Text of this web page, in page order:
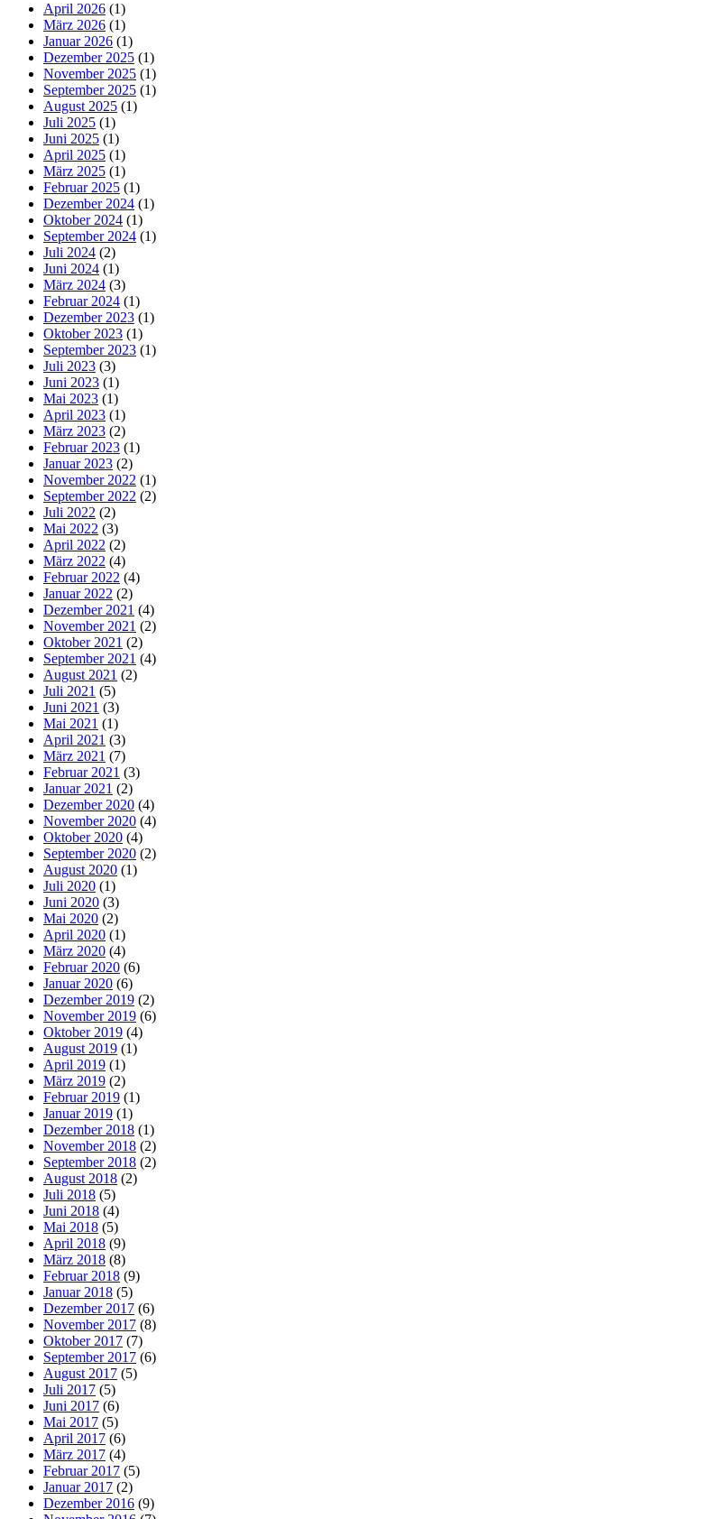
April 2026 (1)
März 2026 (1)
Januar 2026 (1)
Dezember 2025 (1)
November 2025 (1)
September 2025 (1)
August 2025 (1)
Juli 2025 (1)
Juni 2025 (1)
April 2025 (1)
März 2025 (1)
Februar 2025 (1)
Dezember 2024 (1)
Oktober 2024 (1)
September 2024 (1)
Juli 2024 (2)
Juni 2024 (1)
März 2024 (3)
Februar 2024 (1)
Dezember 2023 (1)
Oktober 2023 (1)
September 2023 (1)
Juli 2023 (3)
Juni 2023 (1)
Mai 2023 (1)
April 2023 (1)
März 2023 (2)
Februar 2023 (1)
Januar 2023 (2)
November 2022 (1)
September 2022 (2)
Juli 2022 (2)
Mai 2022 (3)
April 2022 (2)
März 2022 (4)
Februar 2022 (4)
Januar 2022 (2)
Dezember 2021 (4)
November 2021 (2)
Oktober 2021 (2)
September 2021 (4)
August 2021 (2)
Juli 2021 (5)
Juni 2021 (3)
Mai 2021 (1)
April 2021 (3)
März 2021 (7)
Februar 2021 (3)
Januar 2021 (2)
Dezember 2020 (4)
November 2020 (4)
Oktober 2020 (4)
September 2020 (2)
August 2020 (1)
Juli 2020 (1)
Juni 2020 (3)
Mai 2020 (2)
April 2020 (1)
März 2020 (4)
Februar 2020 (6)
Januar 2020 (6)
Dezember 2019 (2)
November 2019 (6)
Oktober 2019 (4)
August 2019 (1)
April 2019 (1)
März 2019 (2)
Februar 2019 (1)
Januar 2019 (1)
Dezember 2018 (1)
November 2018 (2)
September 2018 (2)
August 2018 (2)
Juli 2018 (5)
Juni 2018 (4)
Mai 2018 (5)
April 2018 (9)
März 2018 (8)
Februar 2018 (9)
Januar 2018 (5)
Dezember 2017 (6)
November 2017 (8)
Oktober 2017 (7)
September 2017 (6)
August 2017 (5)
Juli 2017 (5)
Juni 2017 (6)
Mai 2017 (5)
April 2017 (6)
März 2017 (4)
Februar 2017 (5)
Januar 2017 (2)
Dezember 2016 (9)